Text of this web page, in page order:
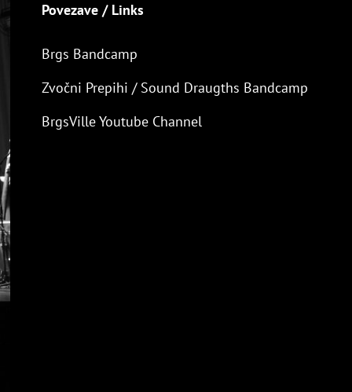
Povezave / Links
Brgs Bandcamp
Zvočni Prepihi / Sound Draugths Bandcamp
BrgsVille Youtube Channel